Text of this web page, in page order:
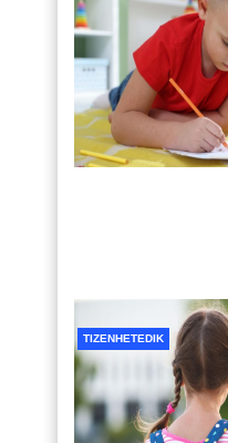
TIZENHETEDIK